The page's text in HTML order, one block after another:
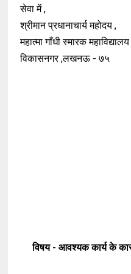
सेवा में ,
श्रीमान प्रधानाचार्य महोदय ,
महात्मा गाँधी स्मारक
विकासनगर ,लखनऊ - ७५
विषय - आवश्यक कार्य के